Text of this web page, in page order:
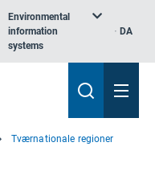
Environmental
information
systems
DA
Tværnationale regioner